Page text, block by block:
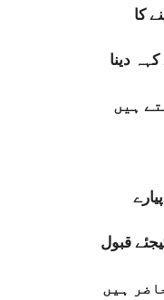
کا
دینا
ہیں
قبول
ہیں